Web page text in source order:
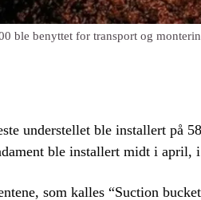
ble benyttet for transport og
understellet ble installert på
ble installert midt i april, i
som kalles “Suction